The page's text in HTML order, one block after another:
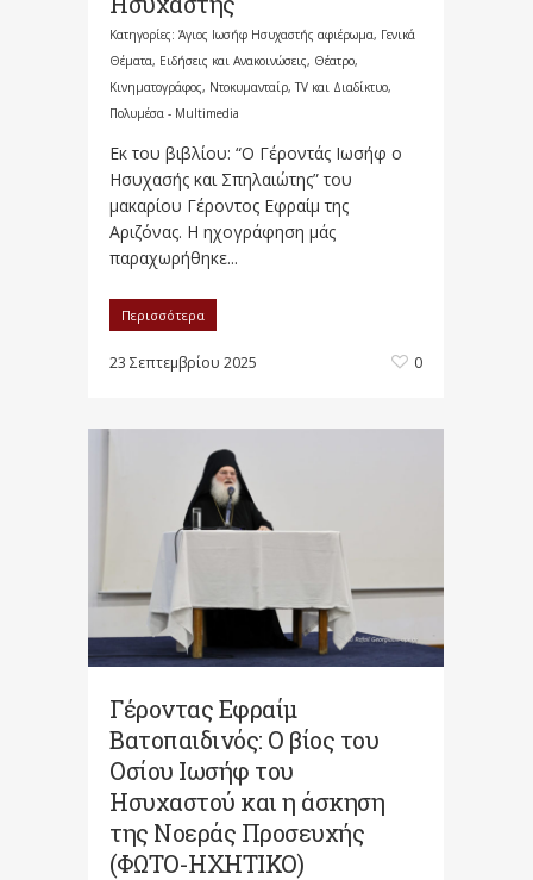
Κατηγορίες: Άγιος Ιωσήφ Ησυχαστής αφιέρωμα, Γενικά
Θέματα, Ειδήσεις και Ανακοινώσεις, Θέατρο,
Κινηματογράφος, Ντοκυμανταίρ, TV και Διαδίκτυο,
Πολυμέσα - Multimedia
Εκ του βιβλίου: “Ο Γέροντάς Ιωσήφ ο
Ησυχασής και Σπηλαιώτης” του
μακαρίου Γέροντος Εφραίμ της
Αριζόνας. Η ηχογράφηση μάς
παραχωρήθηκε...
Περισσότερα
23 Σεπτεμβρίου 2025 0
Γέροντας Εφραίμ
Βατοπαιδινός: O βίος του
Οσίου Ιωσήφ του
Ησυχαστού και η άσκηση
της Νοεράς Προσευχής
(ΦΩΤΟ-ΗΧΗΤΙΚΟ)